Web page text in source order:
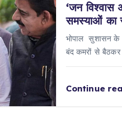
‘जन विश्वास
समस्याओं का
भोपाल सुशासन के
बंद कमरों से बैठकर
Continue